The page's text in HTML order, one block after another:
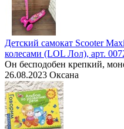
Детский самокат Scooter
колесами (LOL Лол), арт.
Он бесподобен крепкий,
26.08.2023 Оксана